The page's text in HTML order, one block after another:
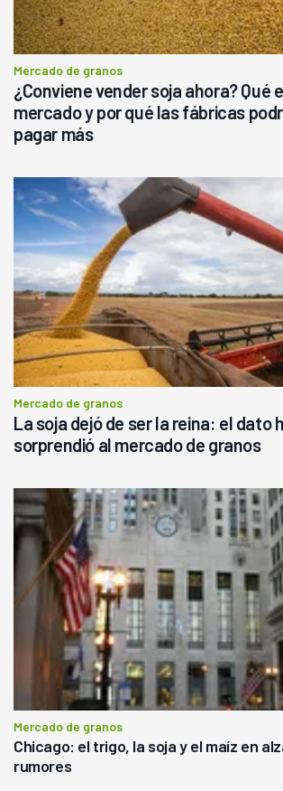
Mercado de granos
¿Conviene vender soja ahora? Qué
mercado y por qué las fábricas
pagar más
Mercado de granos
La soja dejó de ser la reina: el dato
sorprendió al mercado de granos
Mercado de granos
Chicago: el trigo, la soja y el maíz en
rumores